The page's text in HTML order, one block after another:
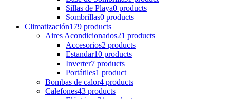
Sillas de Playa0 products
Sombrillas0 products
Climatización179 products
Aires Acondicionados21 products
Accesorios2 products
Estandar10 products
Inverter7 products
Portátiles1 product
Bombas de calor4 products
Calefones43 products